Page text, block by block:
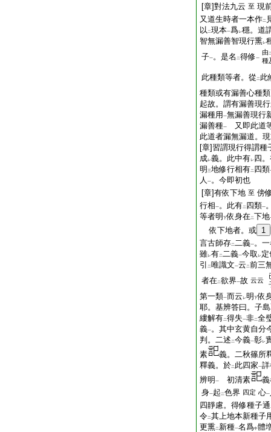
[章]對法九云 至 現
又道生時者一本作二
以 二現本一爲レ穩。道
智無漏善智現行熏レ
子一。是名 二得修一
由
種
此種類等者。從 二 此
種類或有漏善心種
起故。謂有漏善現
漏種用 一無漏善現行
漏善種一
又即此道
此道者漏無漏道。
[章]習謂現行得謂
成レ義。此中有レ四
明 三地修行相有二 四類
人 一。今即初也
[章]有依下地 至 傍
行相一。此有二 四類一
等者明 下依身在二下地
依下地者。或 1
言古師存二二義一。
雖レ有二二義一今取 レ
引
二唯識文一云 二前三
者在二欲界一故 云云
第一類一而云 レ明 下依
耶。基辨答曰。子
縷解有二得失一非二全
義一。其中玄黄自分
判。二述 二今義一彰レ
素
義。二秋篠所
釋義。於二 此四家一詳
辨明 一 初清素
身一起 二色界 四定 心一
四靜慮。得修種子通
令二其上地本新種子
更熏二 新種一名爲中體